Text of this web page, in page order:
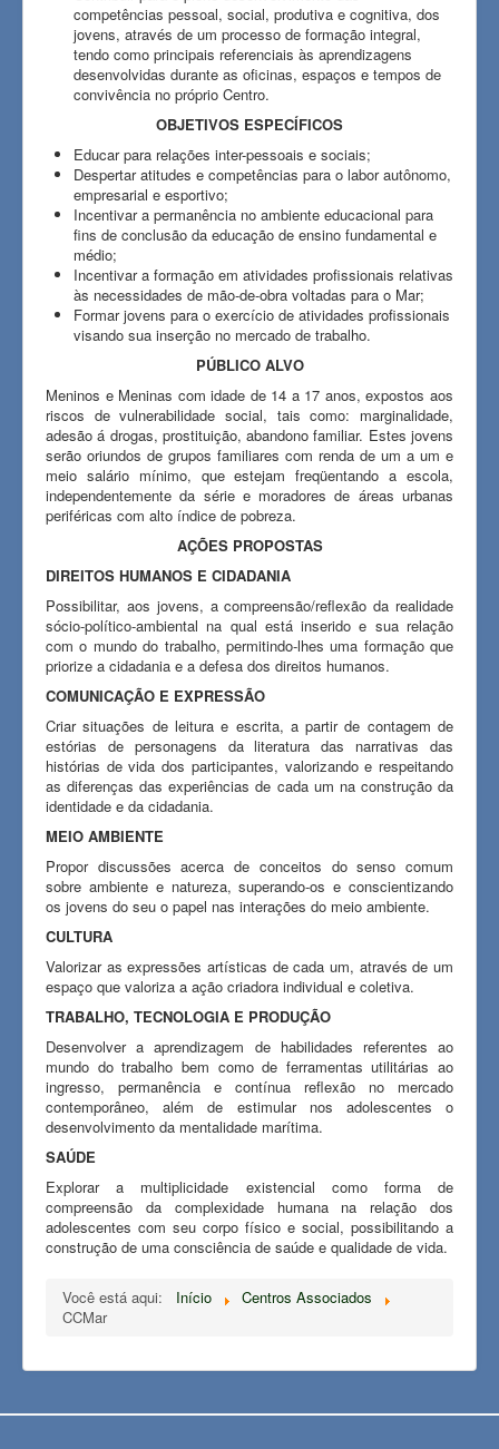
competências pessoal, social, produtiva e cognitiva, dos
jovens, através de um processo de formação integral,
tendo como principais referenciais às aprendizagens
desenvolvidas durante as oficinas, espaços e tempos de
convivência no próprio Centro.
OBJETIVOS ESPECÍFICOS
Educar para relações inter-pessoais e sociais;
Despertar atitudes e competências para o labor autônomo,
empresarial e esportivo;
Incentivar a permanência no ambiente educacional para
fins de conclusão da educação de ensino fundamental e
médio;
Incentivar a formação em atividades profissionais relativas
às necessidades de mão-de-obra voltadas para o Mar;
Formar jovens para o exercício de atividades profissionais
visando sua inserção no mercado de trabalho.
PÚBLICO ALVO
Meninos e Meninas com idade de 14 a 17 anos, expostos aos
riscos de vulnerabilidade social, tais como: marginalidade,
adesão á drogas, prostituição, abandono familiar. Estes jovens
serão oriundos de grupos familiares com renda de um a um e
meio salário mínimo, que estejam freqüentando a escola,
independentemente da série e moradores de áreas urbanas
periféricas com alto índice de pobreza.
AÇÕES PROPOSTAS
DIREITOS HUMANOS E CIDADANIA
Possibilitar, aos jovens, a compreensão/reflexão da realidade
sócio-político-ambiental na qual está inserido e sua relação
com o mundo do trabalho, permitindo-lhes uma formação que
priorize a cidadania e a defesa dos direitos humanos.
COMUNICAÇÃO E EXPRESSÃO
Criar situações de leitura e escrita, a partir de contagem de
estórias de personagens da literatura das narrativas das
histórias de vida dos participantes, valorizando e respeitando
as diferenças das experiências de cada um na construção da
identidade e da cidadania.
MEIO AMBIENTE
Propor discussões acerca de conceitos do senso comum
sobre ambiente e natureza, superando-os e conscientizando
os jovens do seu o papel nas interações do meio ambiente.
CULTURA
Valorizar as expressões artísticas de cada um, através de um
espaço que valoriza a ação criadora individual e coletiva.
TRABALHO, TECNOLOGIA E PRODUÇÃO
Desenvolver a aprendizagem de habilidades referentes ao
mundo do trabalho bem como de ferramentas utilitárias ao
ingresso, permanência e contínua reflexão no mercado
contemporâneo, além de estimular nos adolescentes o
desenvolvimento da mentalidade marítima.
SAÚDE
Explorar a multiplicidade existencial como forma de
compreensão da complexidade humana na relação dos
adolescentes com seu corpo físico e social, possibilitando a
construção de uma consciência de saúde e qualidade de vida.
Você está aqui: Início
Centros Associados
CCMar